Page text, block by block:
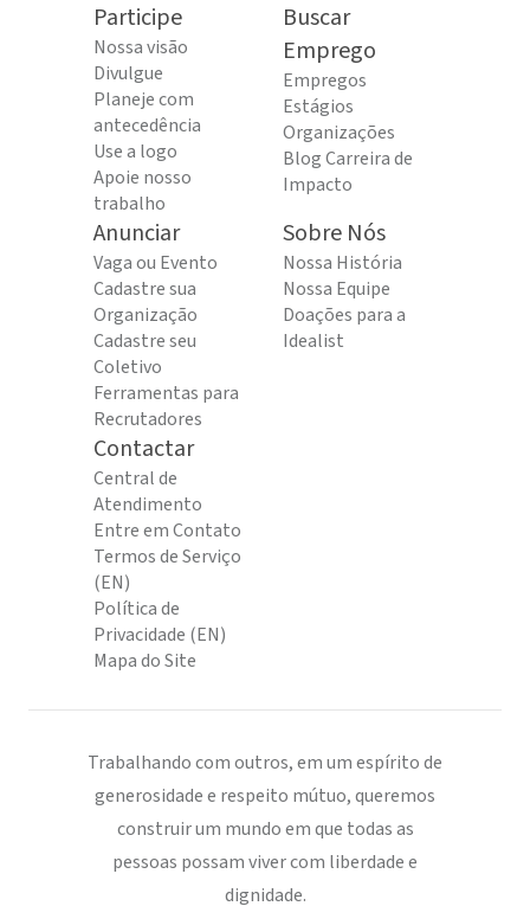
Participe
Nossa visão
Divulgue
Planeje com
antecedência
Use a logo
Apoie nosso
trabalho
Buscar
Emprego
Empregos
Estágios
Organizações
Blog Carreira de
Impacto
Anunciar
Vaga ou Evento
Cadastre sua
Organização
Cadastre seu
Coletivo
Ferramentas para
Recrutadores
Sobre Nós
Nossa História
Nossa Equipe
Doações para a
Idealist
Contactar
Central de
Atendimento
Entre em Contato
Termos de Serviço
(EN)
Política de
Privacidade (EN)
Mapa do Site
Trabalhando com outros, em um espírito de
generosidade e respeito mútuo, queremos
construir um mundo em que todas as
pessoas possam viver com liberdade e
dignidade.